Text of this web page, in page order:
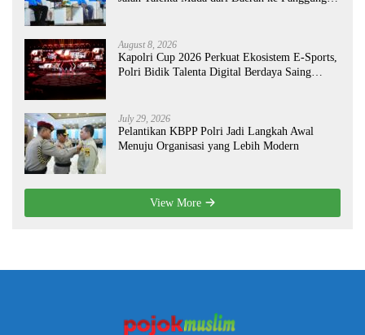
August 8, 2026
Kapolri Cup 2026 Perkuat Ekosistem E-Sports,
Polri Bidik Talenta Digital Berdaya Saing
July 29, 2026
Pelantikan KBPP Polri Jadi Langkah Awal
Menuju Organisasi yang Lebih Modern
View More